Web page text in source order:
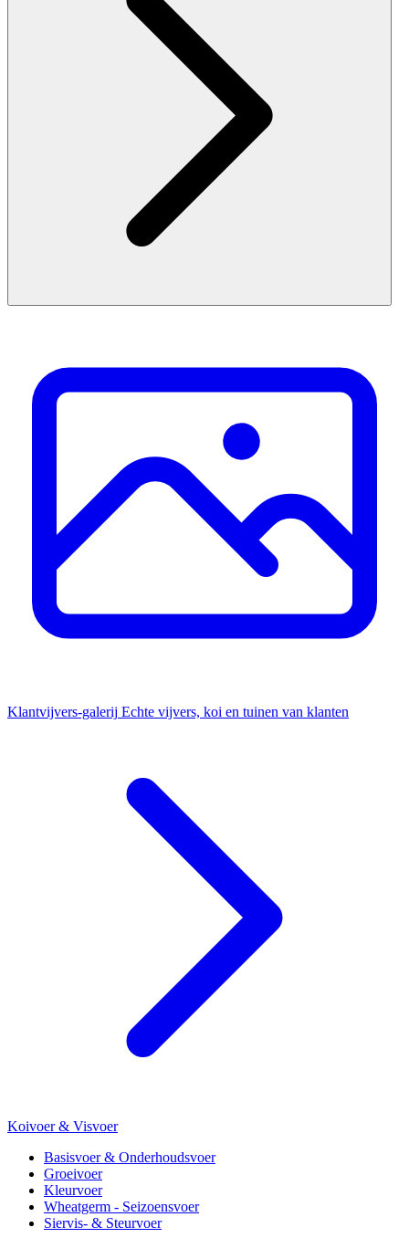
Klantvijvers-galerij Echte vijvers, koi en tuinen van klanten
Koivoer & Visvoer
Basisvoer & Onderhoudsvoer
Groeivoer
Kleurvoer
Wheatgerm - Seizoensvoer
Siervis- & Steurvoer